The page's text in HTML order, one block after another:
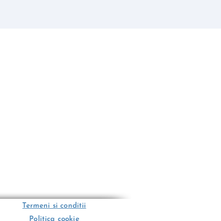
Termeni si conditii
Politica cookie